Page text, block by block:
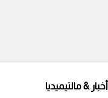
أخبار & مالتيميديا